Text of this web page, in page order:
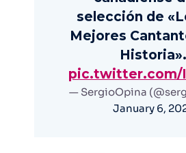
selección de
Mejores
Historia».
pic.twitter.com/
— SergioOpina
January 6,